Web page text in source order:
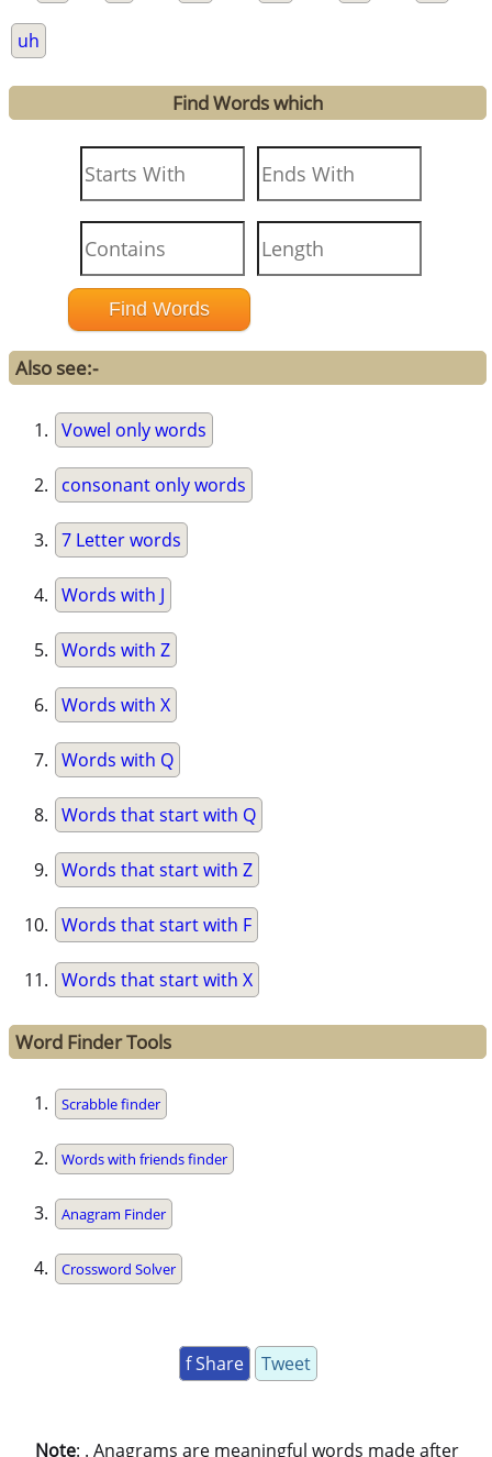
uh
Find Words which
Also see:-
Vowel only words
consonant only words
7 Letter words
Words with J
Words with Z
Words with X
Words with Q
Words that start with Q
Words that start with Z
Words that start with F
Words that start with X
Word Finder Tools
Scrabble finder
Words with friends finder
Anagram Finder
Crossword Solver
f Share Tweet
Note: . Anagrams are meaningful words made after